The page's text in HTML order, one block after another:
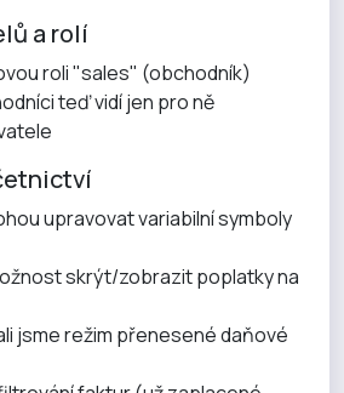
a rolí
roli "sales" (obchodník)
teď vidí jen pro ně
upravovat variabilní symboly
skrýt/zobrazit poplatky na
jsme režim přenesené daňové